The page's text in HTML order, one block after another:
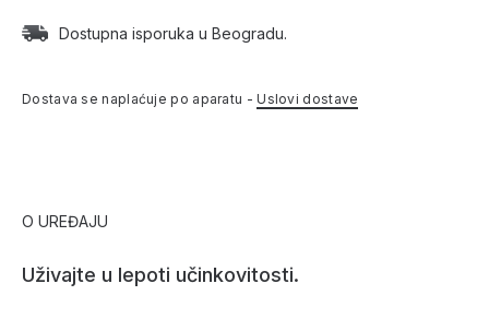
Dostupna isporuka u Beogradu.
Dostava se naplaćuje po aparatu -Uslovi dostave
O UREĐAJU
Uživajte u lepoti učinkovitosti.